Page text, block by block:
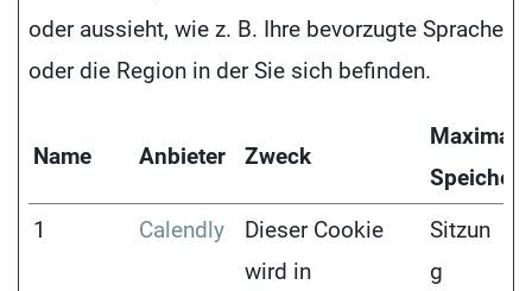
oder aussieht, wie z. B. Ihre bevorzugte Sprache
oder die Region in der Sie sich befinden.
Name Anbieter Zweck
Maximale
1
Calendly
Dieser Cookie
wird in
Sitzun
g